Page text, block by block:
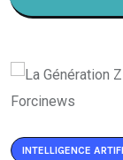
INTELLIGENCE